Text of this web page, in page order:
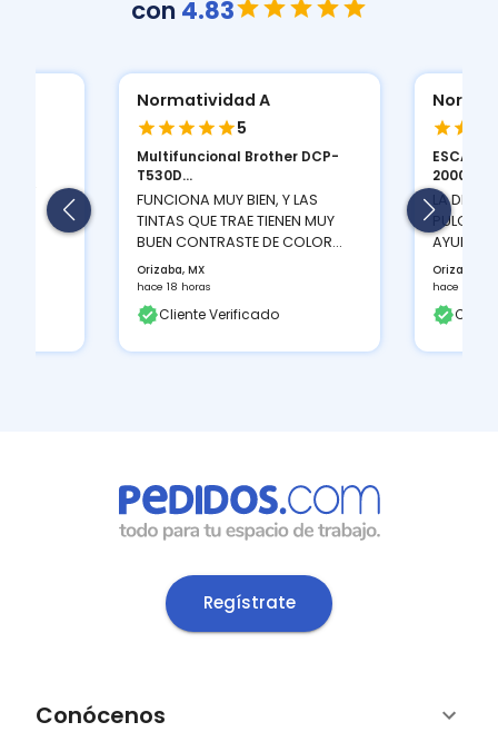
con 4.83
Normatividad A
5
Multifuncional Brother DCP-
T530D...
FUNCIONA MUY BIEN, Y LAS
TINTAS QUE TRAE TIENEN MUY
BUEN CONTRASTE DE COLOR...
Orizaba, MX
hace 18 horas
Cliente Verificado
2000 S...
LA
AYUDA A
Orizaba,
hace 18
Regístrate
Conócenos